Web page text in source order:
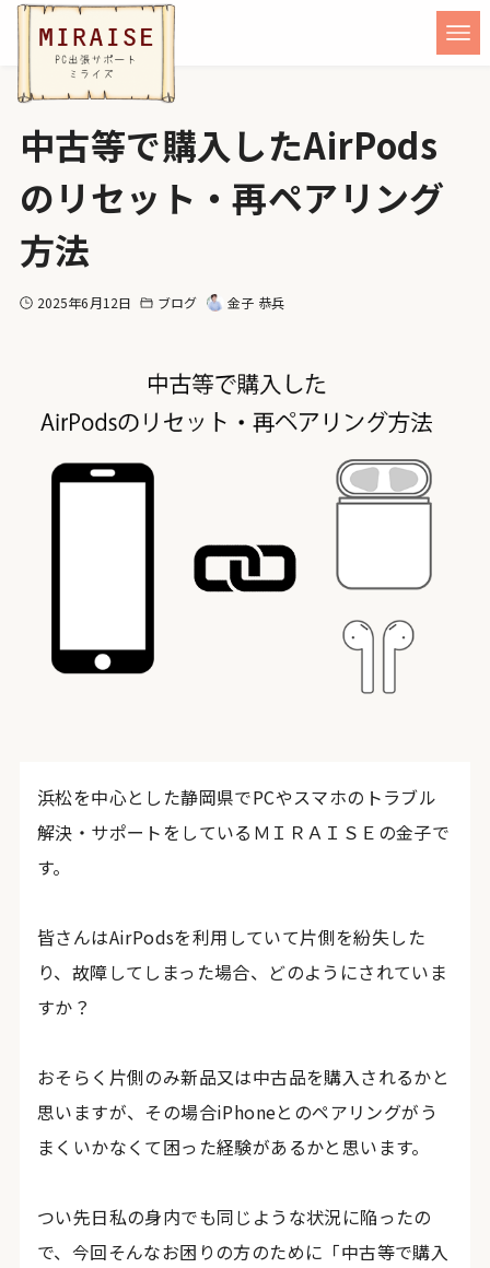
中古等で購入したAirPods
のリセット・再ペアリング
方法
2025年6月12日 ブログ 金子 恭兵
浜松を中心とした静岡県でPCやスマホのトラブル
解決・サポートをしているＭＩＲＡＩＳＥの金子で
す。
皆さんはAirPodsを利用していて片側を紛失した
り、故障してしまった場合、どのようにされていま
すか？
おそらく片側のみ新品又は中古品を購入されるかと
思いますが、その場合iPhoneとのペアリングがう
まくいかなくて困った経験があるかと思います。
つい先日私の身内でも同じような状況に陥ったの
で、今回そんなお困りの方のために「中古等で購入